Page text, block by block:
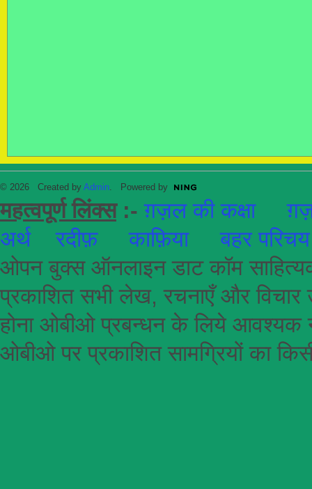
© 2026 Created by Admin . Powered by
महत्वपूर्ण लिंक्स :- ग़ज़ल की कक्षा
अर्थ
रदीफ़ काफ़िया
बहर
ओपन बुक्स ऑनलाइन डाट कॉम
प्रकाशित सभी लेख, रचनाएँ और विचार
होना ओबीओप्रबन्धन के लिये आवश्यक
ओबीओ पर प्रकाशित सामग्रियों का